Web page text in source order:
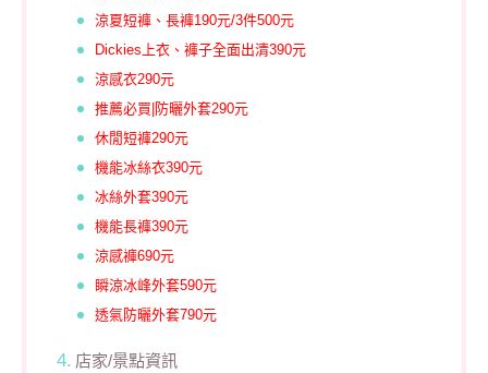
涼夏短褲、長褲190元/3件500元
Dickies上衣、褲子全面出清390元
涼感衣290元
推薦必買|防曬外套290元
休閒短褲290元
機能冰絲衣390元
冰絲外套390元
機能長褲390元
涼感褲690元
瞬涼冰峰外套590元
透氣防曬外套790元
店家/景點資訊